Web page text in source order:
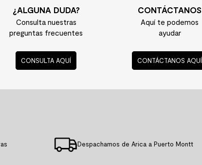
¿ALGUNA DUDA?
Consulta nuestras
preguntas frecuentes
CONSULTA AQUÍ
CONTÁCTANOS
Aquí te podemos
ayudar
CONTÁCTANOS AQUÍ
Despachamos de Arica a Puerto Montt